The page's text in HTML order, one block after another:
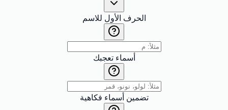
الحرف الأول للاسم
أسماء تعجبك
تضمين أسماء فكاهية